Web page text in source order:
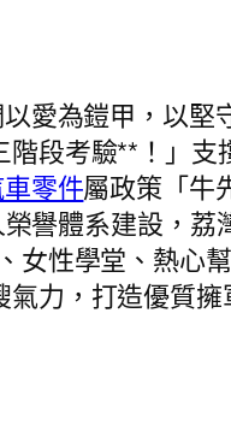
愛為鎧甲，以
段考驗**！」
零件屬政策「牛
譽體系建設，荔
女性學堂、熱心
力，打造優質